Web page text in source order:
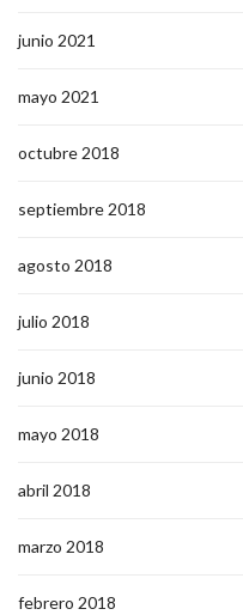
junio 2021
mayo 2021
octubre 2018
septiembre 2018
agosto 2018
julio 2018
junio 2018
mayo 2018
abril 2018
marzo 2018
febrero 2018